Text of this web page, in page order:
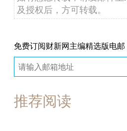
及授权后，方可转载。
免费订阅财新网主编精选版电邮
推荐阅读